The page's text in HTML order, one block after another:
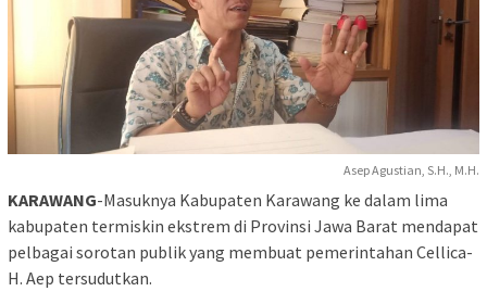
Asep Agustian, S.H., M.H.
KARAWANG-Masuknya Kabupaten Karawang ke dalam lima
kabupaten termiskin ekstrem di Provinsi Jawa Barat mendapat
pelbagai sorotan publik yang membuat pemerintahan Cellica-
H. Aep tersudutkan.